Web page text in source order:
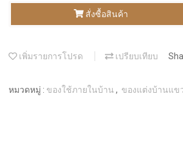
สั่งซื้อสินค้า
เพิ่มรายการโปรด เปรียบเทียบ
หมวดหมู่ : ของใช้ภายในบ้าน , ของแต่งบ้านแข